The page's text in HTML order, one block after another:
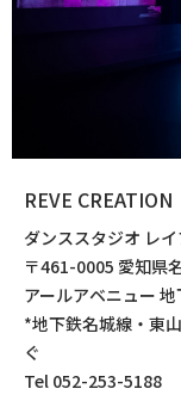
REVE CREATION
ダンススタジオ レ
〒461-0005 愛知県
アールアベニュー
*地下鉄名城線・東
ぐ
Tel 052-253-5188